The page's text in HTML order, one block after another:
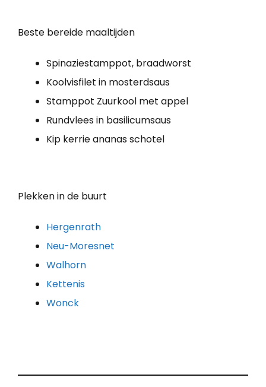
Beste bereide maaltijden
Spinaziestamppot, braadworst
Koolvisfilet in mosterdsaus
Stamppot Zuurkool met appel
Rundvlees in basilicumsaus
Kip kerrie ananas schotel
Plekken in de buurt
Hergenrath
Neu-Moresnet
Walhorn
Kettenis
Wonck